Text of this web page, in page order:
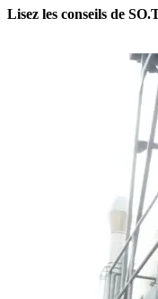
Lisez les conseils de